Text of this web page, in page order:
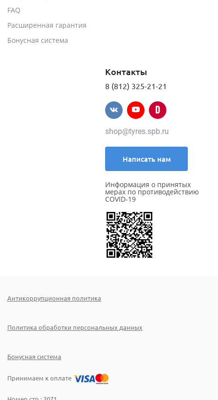
FAQ
Расширенная гарантия
Бонусная система
Контакты
8 (812) 325-21-21
shop@tyres.spb.ru
Написать нам
Информация о принятых
мерах по противодействию
COVID-19
Антикоррупционная политика
Политика обработки персональных данных
Бонусная система
Принимаем к оплате